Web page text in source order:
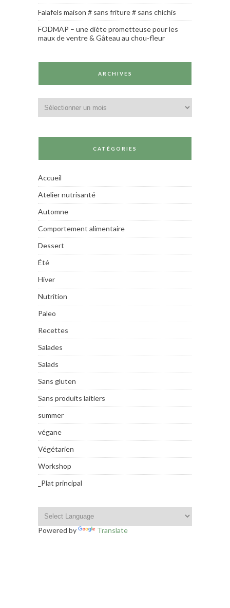
Falafels maison # sans friture # sans chichis
FODMAP – une diète prometteuse pour les
maux de ventre & Gâteau au chou-fleur
ARCHIVES
CATÉGORIES
Accueil
Atelier nutrisanté
Automne
Comportement alimentaire
Dessert
Été
Hiver
Nutrition
Paleo
Recettes
Salades
Salads
Sans gluten
Sans produits laitiers
summer
végane
Végétarien
Workshop
_Plat principal
Powered by Translate